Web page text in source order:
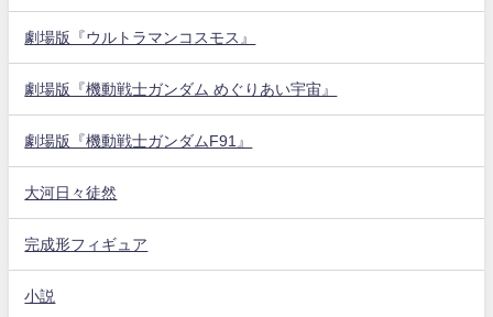
劇場版『ウルトラマンコスモス』
劇場版『機動戦士ガンダム めぐりあい宇宙』
劇場版『機動戦士ガンダムF91』
大河日々徒然
完成形フィギュア
小説